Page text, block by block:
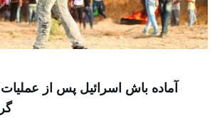
آماده باش اسرائیل پس از